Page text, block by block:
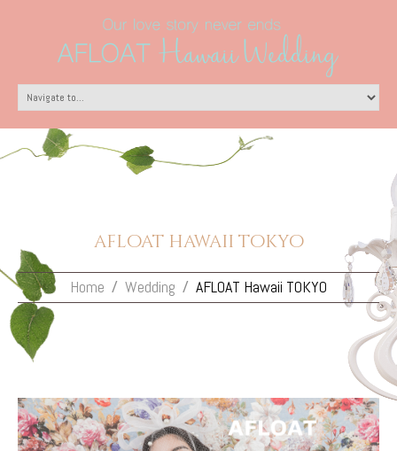
afloat hawaii tokyo
Home Wedding AFLOAT Hawaii TOKYO